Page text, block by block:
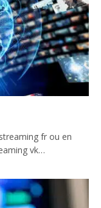
fr ou en
vk…